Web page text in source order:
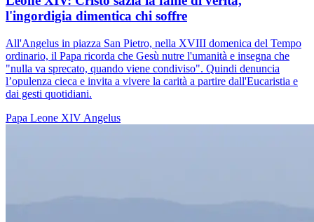
l'ingordigia dimentica chi soffre
All'Angelus in piazza San Pietro, nella XVIII domenica del Tempo
ordinario, il Papa ricorda che Gesù nutre l'umanità e insegna che
"nulla va sprecato, quando viene condiviso". Quindi denuncia
l’opulenza cieca e invita a vivere la carità a partire dall'Eucaristia e
dai gesti quotidiani.
Papa Leone XIV Angelus